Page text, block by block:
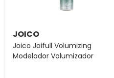
JOICO
Joico Joifull Volumizing
Modelador Volumizador